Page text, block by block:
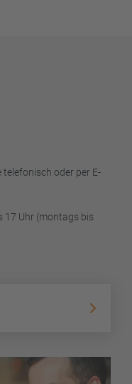
oder per E-
17 Uhr (montags bis